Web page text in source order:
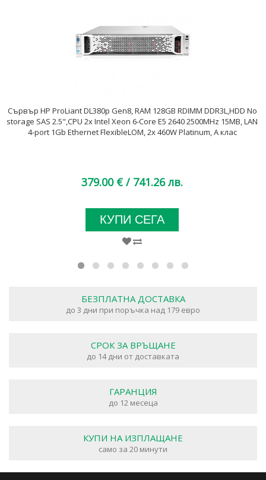
Сървър HP ProLiant DL380p Gen8, RAM 128GB RDIMM DDR3L,HDD No
storage SAS 2.5",CPU 2x Intel Xeon 6-Core E5 2640 2500MHz 15MB, LAN
4-port 1Gb Ethernet FlexibleLOM, 2x 460W Platinum, A клас
379.00 € / 741.26 лв.
КУПИ СЕГА
БЕЗПЛАТНА ДОСТАВКА
до 3 дни при поръчка над 179 евро
СРОК ЗА ВРЪЩАНЕ
до 14 дни от доставката
ГАРАНЦИЯ
до 12 месеца
КУПИ НА ИЗПЛАЩАНЕ
само за 20 минути